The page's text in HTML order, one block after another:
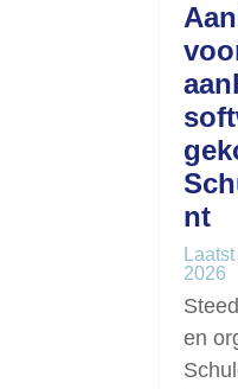
nt
2026
en